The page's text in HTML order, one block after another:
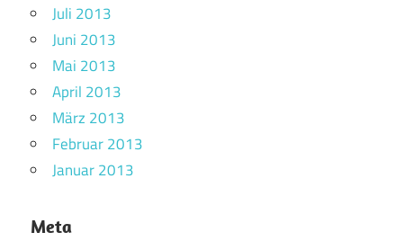
Juli 2013
Juni 2013
Mai 2013
April 2013
März 2013
Februar 2013
Januar 2013
Meta